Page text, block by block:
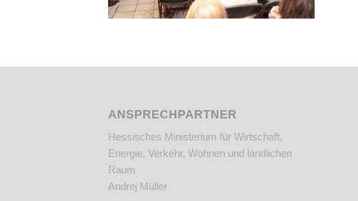
ANSPRECHPARTNER
Hessisches Ministerium für Wirtschaft,
Energie, Verkehr, Wohnen und ländlichen
Raum
Andrej Müller